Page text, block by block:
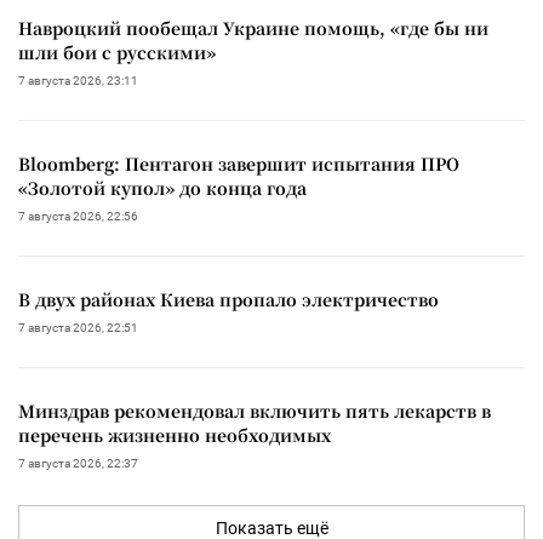
Навроцкий пообещал Украине помощь, «где бы ни
шли бои с русскими»
7 августа 2026, 23:11
Bloomberg: Пентагон завершит испытания ПРО
«Золотой купол» до конца года
7 августа 2026, 22:56
В двух районах Киева пропало электричество
7 августа 2026, 22:51
Минздрав рекомендовал включить пять лекарств в
перечень жизненно необходимых
7 августа 2026, 22:37
Показать ещё